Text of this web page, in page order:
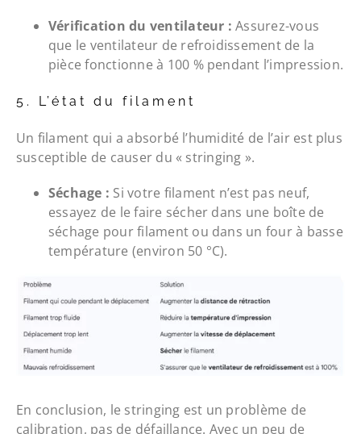
Vérification du ventilateur : Assurez-vous
que le ventilateur de refroidissement de la
pièce fonctionne à 100 % pendant l’impression.
5. L’état du filament
Un filament qui a absorbé l’humidité de l’air est plus
susceptible de causer du « stringing ».
Séchage : Si votre filament n’est pas neuf,
essayez de le faire sécher dans une boîte de
séchage pour filament ou dans un four à basse
température (environ 50 °C).
En conclusion, le stringing est un problème de
calibration, pas de défaillance. Avec un peu de